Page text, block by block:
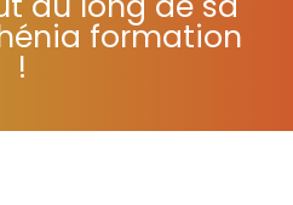
au long de sa
formation
!